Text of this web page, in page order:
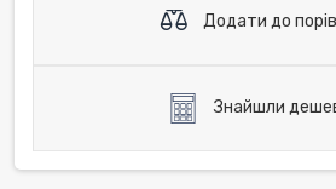
Додати до
Знайшли